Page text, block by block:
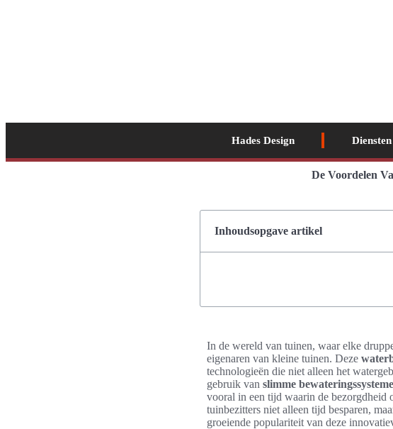
Hades Design Diensten
De Voordelen
Inhoudsopgave artikel
In de wereld van tuinen, waar elke
eigenaren van kleine tuinen. Deze
technologieën die niet alleen het
gebruik van slimme
vooral in een tijd waarin de bezorgdheid
tuinbezitters niet alleen tijd besparen,
groeiende populariteit van deze